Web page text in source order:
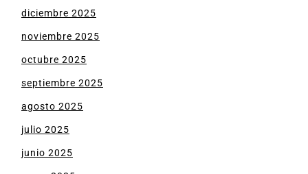
diciembre 2025
noviembre 2025
octubre 2025
septiembre 2025
agosto 2025
julio 2025
junio 2025